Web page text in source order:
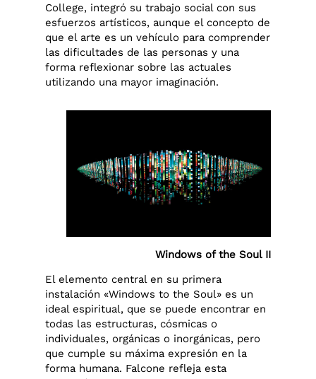
College, integró su trabajo social con sus
esfuerzos artísticos, aunque el concepto de
que el arte es un vehículo para comprender
las dificultades de las personas y una
forma reflexionar sobre las actuales
utilizando una mayor imaginación.
Windows of the Soul II
El elemento central en su primera
instalación «Windows to the Soul» es un
ideal espiritual, que se puede encontrar en
todas las estructuras, cósmicas o
individuales, orgánicas o inorgánicas, pero
que cumple su máxima expresión en la
forma humana. Falcone refleja esta